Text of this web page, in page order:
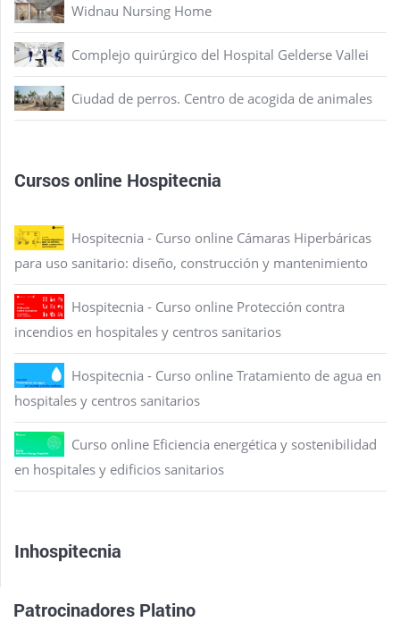
Widnau Nursing Home
Complejo quirúrgico del Hospital Gelderse Vallei
Ciudad de perros. Centro de acogida de animales
Cursos online Hospitecnia
Hospitecnia - Curso online Cámaras Hiperbáricas
para uso sanitario: diseño, construcción y mantenimiento
Hospitecnia - Curso online Protección contra
incendios en hospitales y centros sanitarios
Hospitecnia - Curso online Tratamiento de agua en
hospitales y centros sanitarios
Curso online Eficiencia energética y sostenibilidad
en hospitales y edificios sanitarios
Inhospitecnia
Patrocinadores Platino